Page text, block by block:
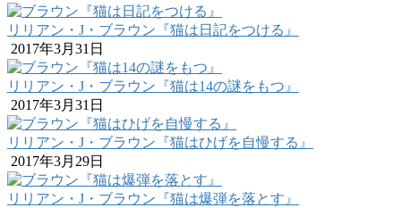
リリアン・J・ブラウン『猫は日記をつける』
2017年3月31日
リリアン・J・ブラウン『猫は14の謎をもつ』
2017年3月31日
リリアン・J・ブラウン『猫はひげを自慢する』
2017年3月29日
リリアン・J・ブラウン『猫は爆弾を落とす』